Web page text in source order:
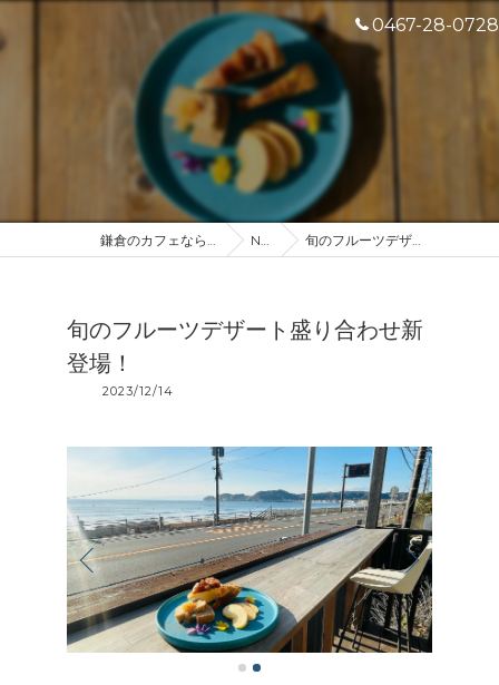
0467-28-0728
鎌倉のカフェなら産地直送のDROP IN NEWS 旬のフルーツデザート盛り合わせ新登場！
旬のフルーツデザート盛り合わせ新
登場！
2023/12/14